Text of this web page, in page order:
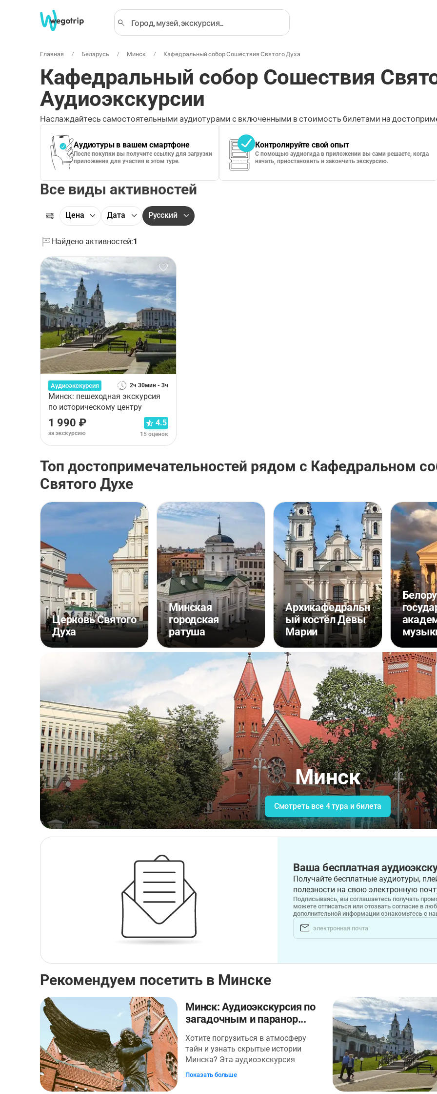
Главная Беларусь Минск Кафедральный собор Сошествия Святого Духа
Кафедральный собор Сошествия
Аудиоэкскурсии
Наслаждайтесь самостоятельными аудиотурами с включенными в стоимость билетами на
Аудиотуры в вашем смартфоне
После покупки вы получите ссылку для загрузки
приложения для участия в этом туре.
Контролируйте свой опыт
С помощью аудиогида в приложении вы сами решаете, когда
начать, приостановить и закончить экскурсию.
Все виды активностей
Цена Дата Русский
Найдено активностей:1
Аудиоэкскурсия 2ч 30мин - 3ч
Минск: пешеходная экскурсия
по историческому центру
1 990 ₽
за экскурсию
4.5
15 оценок
Топ достопримечательностей рядом с Кафедральном
Святого Духе
Церковь Святого
Духа
Минская
городская
ратуша
Архикафедральн
ый костёл Девы
Марии
Минск
Смотреть все 4 тура и билета
Ваша бесплатная
Получайте бесплатные аудиотуры,
полезности на свою электронную
Подписываясь, вы соглашаетесь получать
можете отписаться или отозвать согласие в
дополнительной информации ознакомьтесь с
Рекомендуем посетить в Минске
Минск: Аудиоэкскурсия по
загадочным и паранор...
Хотите погрузиться в атмосферу
тайн и узнать скрытые истории
Минска? Эта аудиоэкскурсия
идеально подойдёт любителям
Показать больше